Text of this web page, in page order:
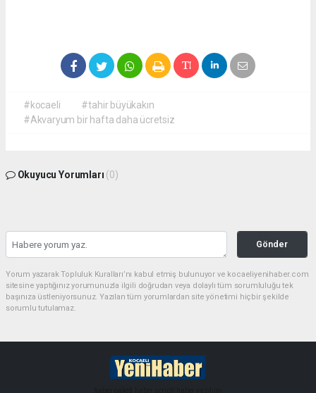
#kocaeli
#tahir büyükakın
#Akvaryum bir hafta daha ücretsiz
Okuyucu Yorumları (0)
Gönder
Yorum yazarak Topluluk Kuralları’nı kabul etmiş bulunuyor ve kocaeliyenihaber.com
sitesine yaptığınız yorumunuzla ilgili doğrudan veya dolaylı tüm sorumluluğu tek
başınıza üstleniyorsunuz. Yazılan tüm yorumlardan site yönetimi hiçbir şekilde
sorumlu tutulamaz.